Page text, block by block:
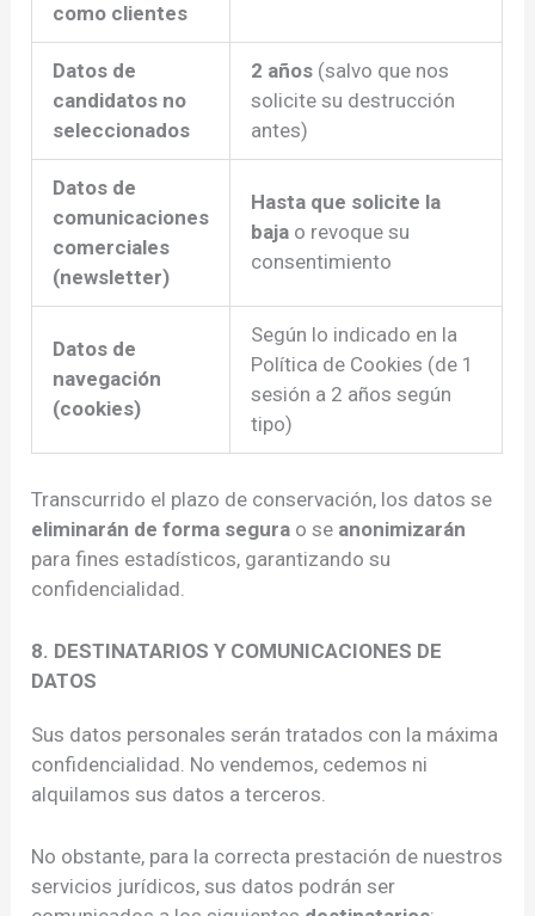
como clientes
Datos de
candidatos no
seleccionados
2 años (salvo que nos
solicite su destrucción
antes)
Datos de
comunicaciones
comerciales
(newsletter)
Hasta que solicite la
baja o revoque su
consentimiento
Datos de
navegación
(cookies)
Según lo indicado en la
Política de Cookies (de 1
sesión a 2 años según
tipo)
Transcurrido el plazo de conservación, los datos se
eliminarán de forma segura o se anonimizarán
para fines estadísticos, garantizando su
confidencialidad.
8. DESTINATARIOS Y COMUNICACIONES DE
DATOS
Sus datos personales serán tratados con la máxima
confidencialidad. No vendemos, cedemos ni
alquilamos sus datos a terceros.
No obstante, para la correcta prestación de nuestros
servicios jurídicos, sus datos podrán ser